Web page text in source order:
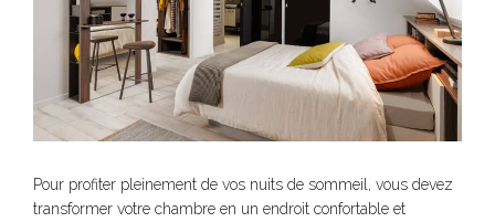
Pour profiter pleinement de vos nuits de sommeil, vous devez
transformer votre chambre en un endroit confortable et